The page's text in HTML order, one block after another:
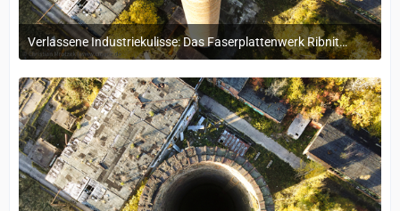
Verlassene Industriekulisse: Das Faserplattenwerk Ribnitz-Damgarten
4. November 2024 um 16:15